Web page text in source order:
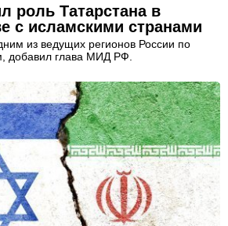
роль Татарстана в
с исламскими странами
из ведущих регионов России по
добавил глава МИД РФ.